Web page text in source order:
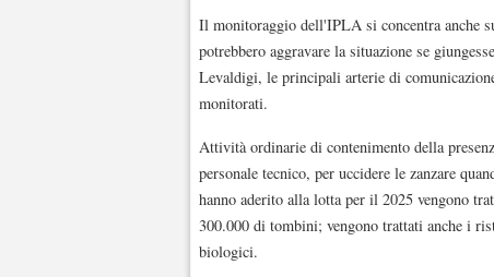
Il monitoraggio dell'IPLA si concentra anche
potrebbero aggravare la situazione se
Levaldigi, le principali arterie di
monitorati.
Attività ordinarie di contenimento della
personale tecnico, per uccidere le zanzare
hanno aderito alla lotta per il 2025 vengono
300.000 di tombini; vengono trattati anche i
biologici.